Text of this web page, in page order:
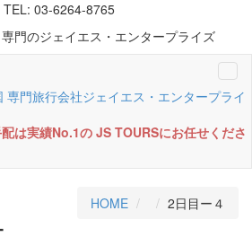
TEL: 03-6264-8765
門のジェイエス・エンタープライズ
は実績No.1の JS TOURSにお任せくださ
HOME 2日目ー４